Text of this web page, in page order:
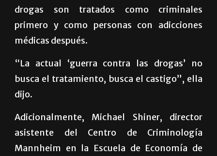
drogas son tratados como criminales
primero y como personas con adicciones
médicas después.
“La actual ‘guerra contra las drogas’ no
busca el tratamiento, busca el castigo”, ella
dijo.
Adicionalmente, Michael Shiner, director
asistente del Centro de Criminología
Mannheim en la Escuela de Economía de